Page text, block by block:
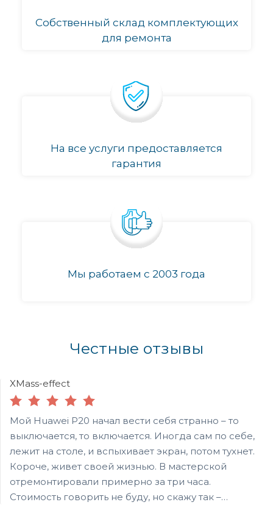
Собственный склад комплектующих
для ремонта
На все услуги предоставляется
гарантия
Мы работаем с 2003 года
Честные отзывы
XMass-effect
Мой Huawei P20 начал вести себя странно – то
выключается, то включается. Иногда сам по себе,
лежит на столе, и вспыхивает экран, потом тухнет.
Короче, живет своей жизнью. В мастерской
отремонтировали примерно за три часа.
Стоимость говорить не буду, но скажу так –